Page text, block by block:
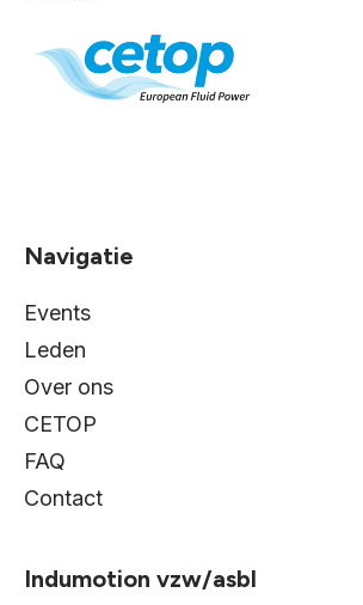
Navigatie
Events
Leden
Over ons
CETOP
FAQ
Contact
Indumotion vzw/asbl